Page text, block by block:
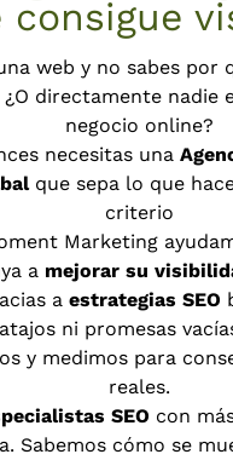
consigue
web y no sabes por
¿O directamente nadie
negocio online?
necesitas una
que sepa lo que
criterio
Marketing
a mejorar su
a estrategias SEO
ni promesas
y medimos para
reales.
SEO con
Sabemos cómo se